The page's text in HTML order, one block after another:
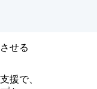
用等、トータルに顧客
できる総合力 ②国内外
に取り入れビジネスに
せる
援で、